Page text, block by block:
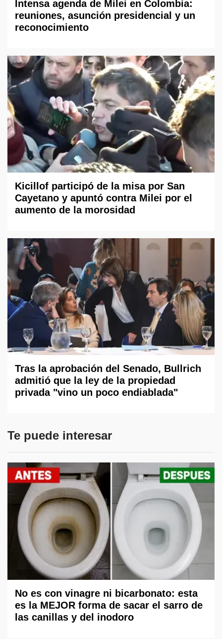
Intensa agenda de Milei en Colombia:
reuniones, asunción presidencial y un
reconocimiento
Kicillof participó de la misa por San
Cayetano y apuntó contra Milei por el
aumento de la morosidad
Tras la aprobación del Senado, Bullrich
admitió que la ley de la propiedad
privada "vino un poco endiablada"
Te puede interesar
No es con vinagre ni bicarbonato: esta
es la MEJOR forma de sacar el sarro de
las canillas y del inodoro